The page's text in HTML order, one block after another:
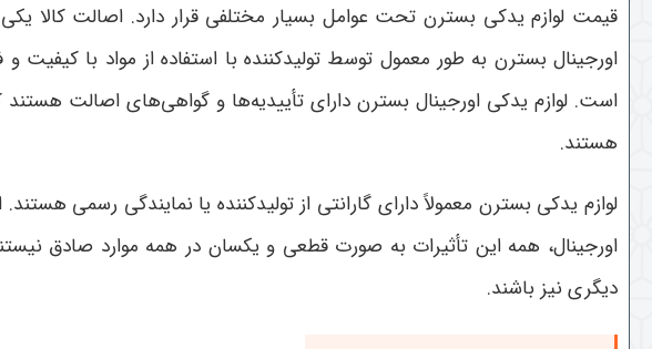
قیمت لوازم یدکی بسترن تحت عوامل بسیار مختلفی قرار دارد. اصالت کالا
اورجینال بسترن به طور معمول توسط تولیدکننده با استفاده از مواد با کیفیت
است. لوازم یدکی اورجینال بسترن دارای تأییدیه‌ها و گواهی‌های اصالت
هستند.
لوازم یدکی بسترن معمولاً دارای گارانتی از تولیدکننده یا نمایندگی رسمی
اورجینال، همه این تأثیرات به صورت قطعی و یکسان در همه موارد صادق
دیگری نیز باشند.